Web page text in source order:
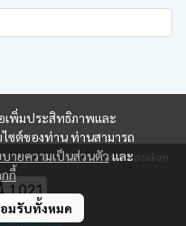
เพิ่มประสิทธิภาพและ
ซต์ของท่าน ท่านสามารถ
ายความเป็นส่วนตัวและ
กี้
มรับทั้งหมด
by Debsirin Samutprakan
ะนี้34